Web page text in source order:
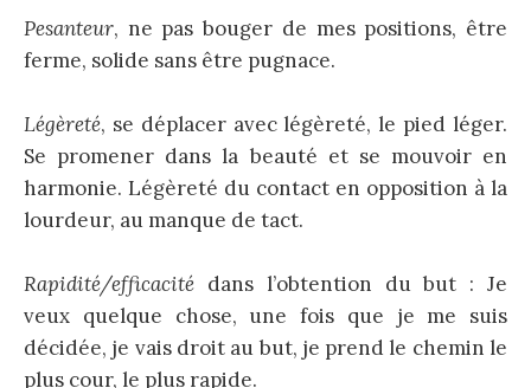
Pesanteur, ne pas bouger de mes positions, être
ferme, solide sans être pugnace.
Légèreté, se déplacer avec légèreté, le pied léger.
Se promener dans la beauté et se mouvoir en
harmonie. Légèreté du contact en opposition à la
lourdeur, au manque de tact.
Rapidité/efficacité dans l’obtention du but : Je
veux quelque chose, une fois que je me suis
décidée, je vais droit au but, je prend le chemin le
plus cour, le plus rapide.